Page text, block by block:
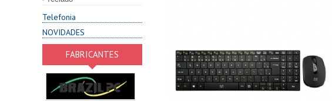
Telefonia
NOVIDADES
FABRICANTES